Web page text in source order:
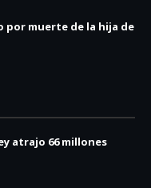
por muerte de la hija de
atrajo 66 millones